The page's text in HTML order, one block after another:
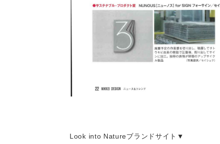
Look into Natureブランドサイト▼